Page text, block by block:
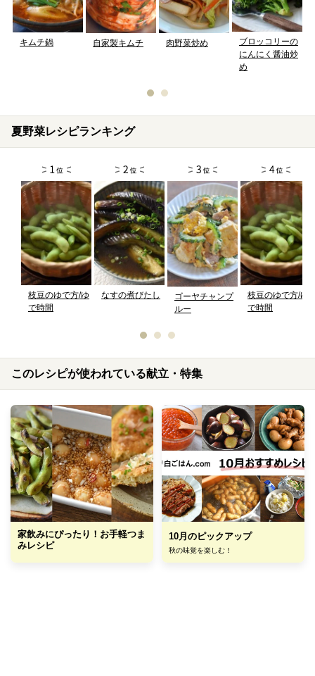
キムチ鍋 自家製キムチ 肉野菜炒め
ブロッコリーの
にんにく醤油炒
め
夏野菜レシピランキング
枝豆のゆで方/ゆ
で時間
なすの煮びたし
ゴーヤチャンプ
ルー
枝豆のゆで方/ゆ
で時間
このレシピが使われている献立・特集
家飲みにぴったり！お手軽つま
みレシピ
10月のピックアップ
秋の味覚を楽しむ！